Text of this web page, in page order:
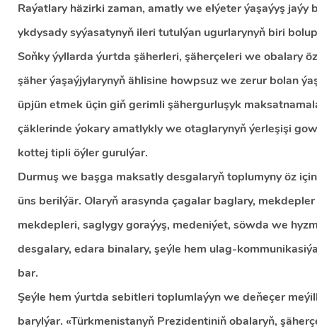
Raýatlary häzirki zaman, amatly we elýeter ýaşaýyş
ykdysady syýasatynyň ileri tutulýan ugurlarynyň biri
Soňky ýyllarda ýurtda şäherleri, şäherçeleri we obalary
şäher ýaşaýjylarynyň ählisine howpsuz we zerur bolan
üpjün etmek üçin giň gerimli şähergurluşyk
çäklerinde ýokary amatlykly we otaglarynyň ýerleşişi
kottej tipli öýler gurulýar.
Durmuş we başga maksatly desgalaryň toplumyny öz
üns berilýär. Olaryň arasynda çagalar baglary,
mekdepleri, saglygy goraýyş, medeniýet, söwda we
desgalary, edara binalary, şeýle hem ulag-
bar.
Şeýle hem ýurtda sebitleri toplumlaýyn we deňeçer
barylýar. «Türkmenistanyň Prezidentiniň obalaryň,